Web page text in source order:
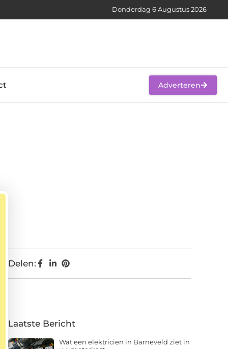
Donderdag 6 Augustus 2026
Adverteren
Delen:
Laatste Bericht
Wat een elektricien in Barneveld ziet in